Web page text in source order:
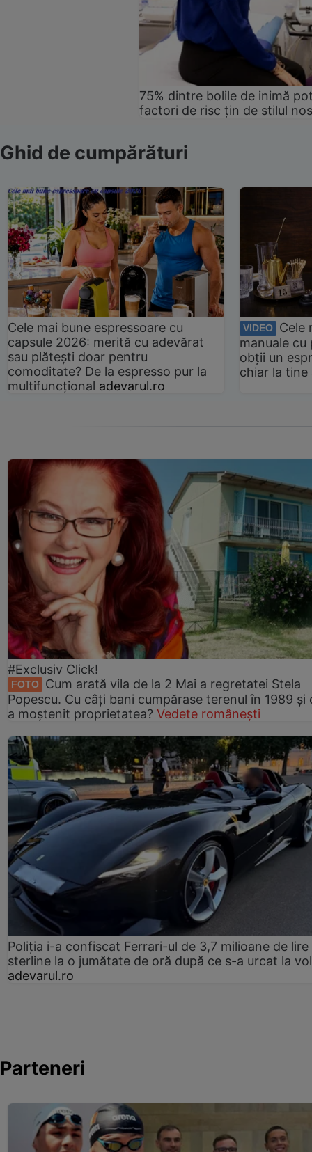
75% dintre bolile de inimă
factori de risc țin de stilul
Ghid de cumpărături
Cele mai bune espressoare cu
capsule 2026: merită cu adevărat
sau plătești doar pentru
comoditate? De la espresso pur la
multifuncțional adevarul.ro
VIDEO
Cele
manuale
obții un
chiar la tine
#Exclusiv Click!
FOTO
Cum arată vila de la 2 Mai a regretatei Stela
Popescu. Cu câți bani cumpărase terenul în 1989 și
a moștenit proprietatea? Vedete românești
Poliția i-a confiscat Ferrari-ul de 3,7 milioane de lire
sterline la o jumătate de oră după ce s-a urcat la
adevarul.ro
Parteneri